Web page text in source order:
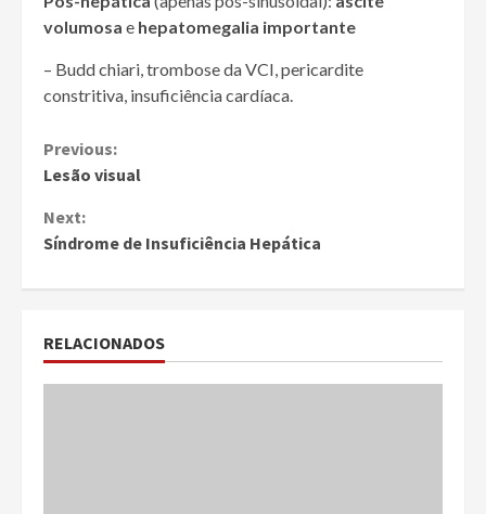
volumosa e hepatomegalia importante
– Budd chiari, trombose da VCI, pericardite
constritiva, insuficiência cardíaca.
Continue
Previous:
Lesão visual
Next:
Síndrome de Insuficiência Hepática
RELACIONADOS